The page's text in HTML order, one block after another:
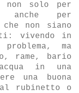
non solo per
per
non siano
vivendo in
ma
rame, bario
in una
una buona
rubinetto o